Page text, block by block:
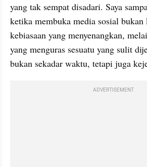
yang tak sempat disadari. Saya
ketika membuka media sosial
kebiasaan yang menyenangkan,
yang menguras sesuatu yang sulit
bukan sekadar waktu, tetapi juga
ADVERTISEMENT